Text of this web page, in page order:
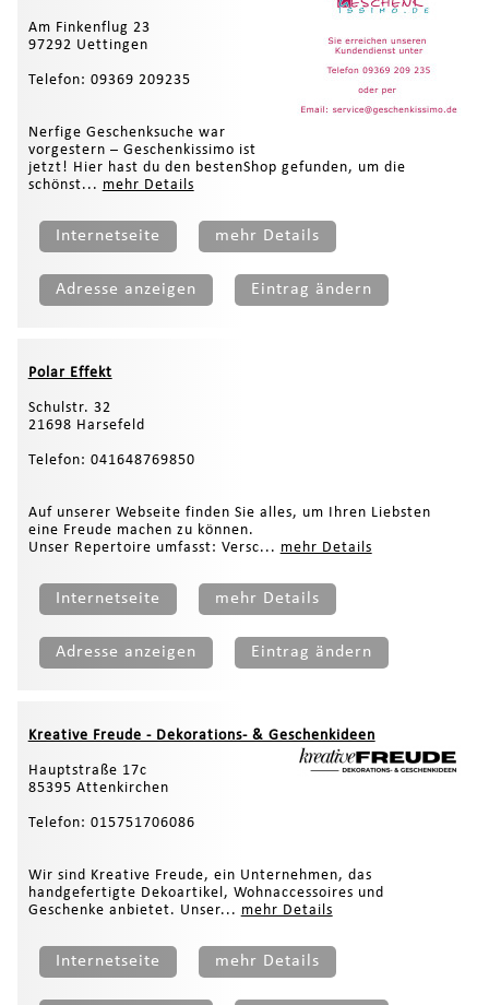
Am Finkenflug 23
97292 Uettingen
Telefon: 09369 209235
Nerfige Geschenksuche war
vorgestern – Geschenkissimo ist
jetzt! Hier hast du den bestenShop gefunden, um die
schönst... mehr Details
Internetseite mehr Details
Adresse anzeigen Eintrag ändern
Polar Effekt
Schulstr. 32
21698 Harsefeld
Telefon: 041648769850
Auf unserer Webseite finden Sie alles, um Ihren Liebsten
eine Freude machen zu können.
Unser Repertoire umfasst: Versc... mehr Details
Internetseite mehr Details
Adresse anzeigen Eintrag ändern
Kreative Freude - Dekorations- & Geschenkideen
Hauptstraße 17c
85395 Attenkirchen
Telefon: 015751706086
Wir sind Kreative Freude, ein Unternehmen, das
handgefertigte Dekoartikel, Wohnaccessoires und
Geschenke anbietet. Unser... mehr Details
Internetseite mehr Details